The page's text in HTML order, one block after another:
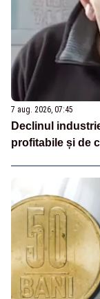
7 aug. 2026, 07:45
Declinul
profitabile și de